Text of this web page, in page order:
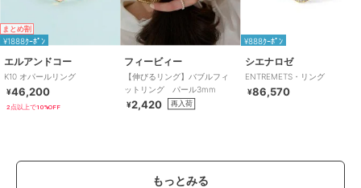
まとめ割
¥1888ｸｰﾎﾟﾝ
エルアンドコー
K10 オパールリング
¥46,200
2点以上で10%OFF
フィービィー
【伸びるリング】バブルフィ
ットリング パール3mm
¥2,420 再入荷
¥888ｸｰﾎﾟﾝ
シエナロゼ
ENTREMETS・リング
¥86,570
もっとみる